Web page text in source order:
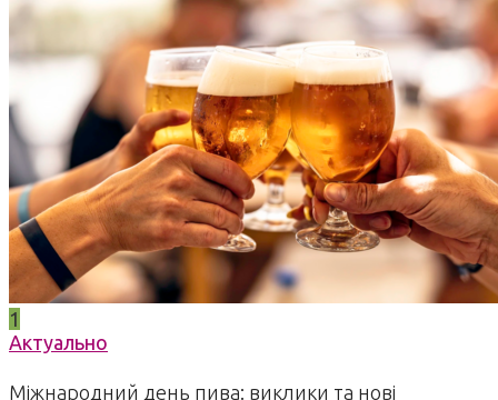
1
Актуально
Міжнародний день пива: виклики та нові